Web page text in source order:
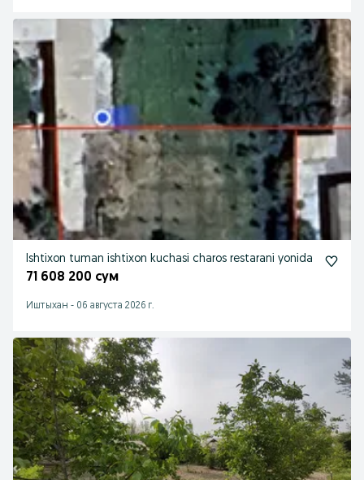
Ishtixon tuman ishtixon kuchasi charos restarani yonida
71 608 200 сум
Иштыхан - 06 августа 2026 г.